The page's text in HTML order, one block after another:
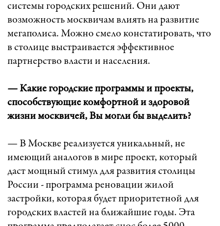
системы городских решений. Они дают
возможность москвичам влиять на развитие
мегаполиса. Можно смело констатировать, что
в столице выстраивается эффективное
партнерство власти и населения.
— Какие городские программы и проекты,
способствующие комфортной и здоровой
жизни москвичей, Вы могли бы выделить?
— В Москве реализуется уникальный, не
имеющий аналогов в мире проект, который
даст мощный стимул для развития столицы
России - программа реновации жилой
застройки, которая будет приоритетной для
городских властей на ближайшие годы. Эта